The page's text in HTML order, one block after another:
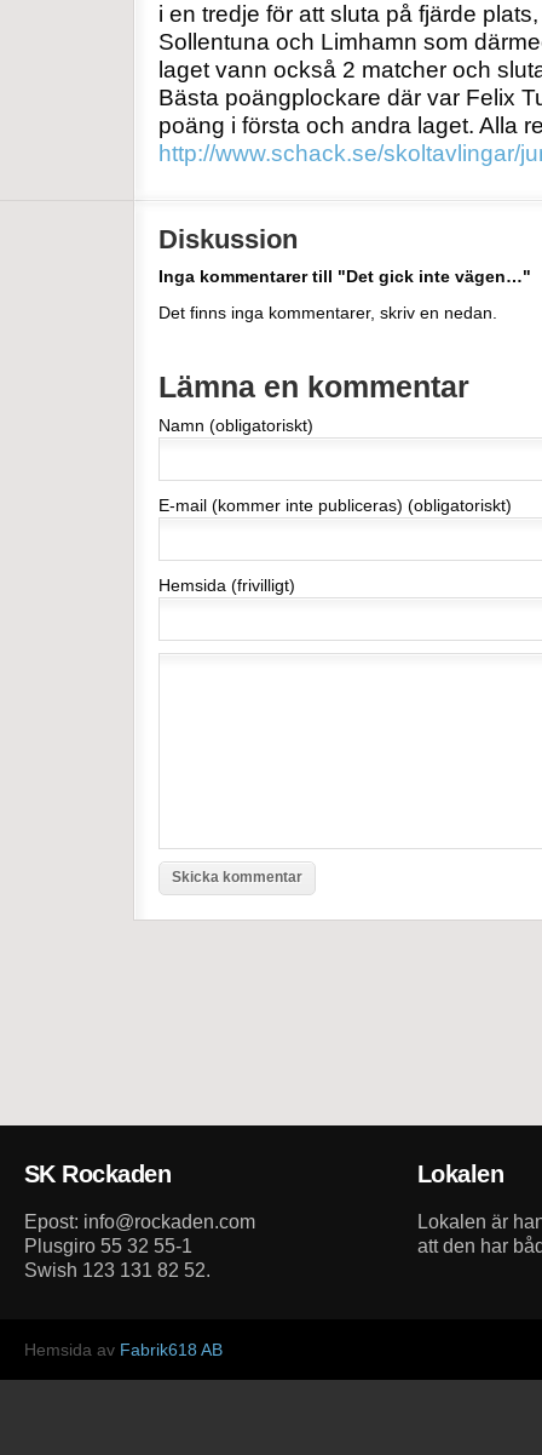
i en tredje för att sluta på fjärde
Sollentuna och Limhamn som
laget vann också 2 matcher och
Bästa poängplockare där var Felix
poäng i första och andra laget. Alla
http://www.schack.se/skoltavlingar/
Diskussion
Inga kommentarer till "Det gick inte vägen…"
Det finns inga kommentarer, skriv en nedan.
Lämna en kommentar
Namn (obligatoriskt)
E-mail (kommer inte publiceras) (obligatoriskt)
Hemsida (frivilligt)
SK Rockaden
Epost: info@rockaden.com
Plusgiro 55 32 55-1
Swish 123 131 82 52.
Lokalen
Lokalen är
att den har
Hemsida av Fabrik618 AB